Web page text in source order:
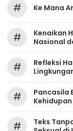
# Ke Mana
#
Kenaikan
Nasional
#
Refleksi
#
Pancasila
#
Teks